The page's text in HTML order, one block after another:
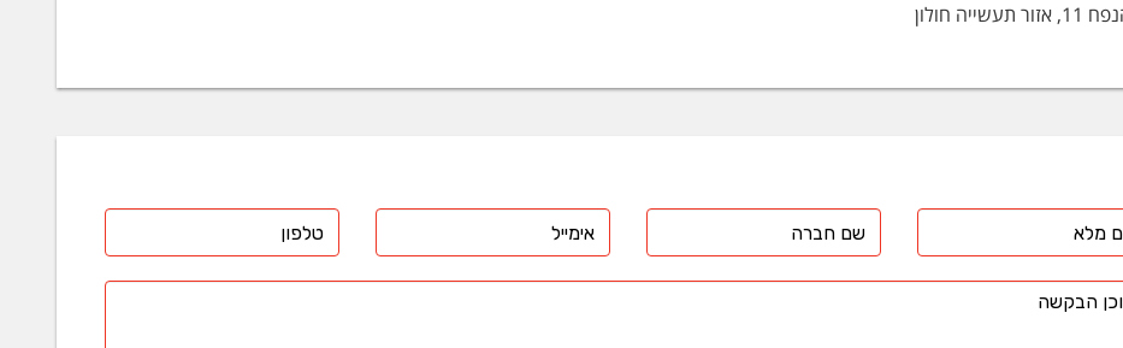
אזור תעשייה חולון